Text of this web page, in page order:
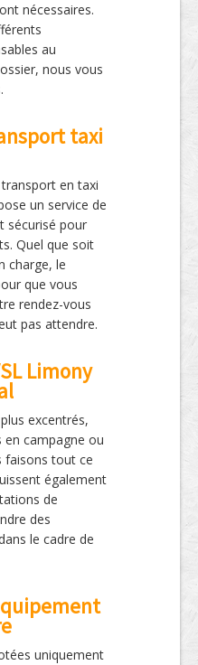
nécessaires.
au
nous vous
taxi
en taxi
un service de
sécurisé pour
Quel que soit
charge, le
que vous
rendez-vous
pas attendre.
Limony
excentrés,
en campagne ou
faisons tout ce
également
de
des
le cadre de
uniquement